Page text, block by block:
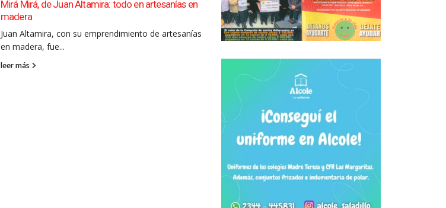
Mirá Mirá, de Juan Altamira: todo en artesanías en
madera
Juan Altamira, con su emprendimiento de artesanías
en madera, fue...
leer más
04
Ago
Con todo local, Saladillo celebró sus 163 años
La fiesta del 163° aniversario de Saladillo tuvo en
esta...